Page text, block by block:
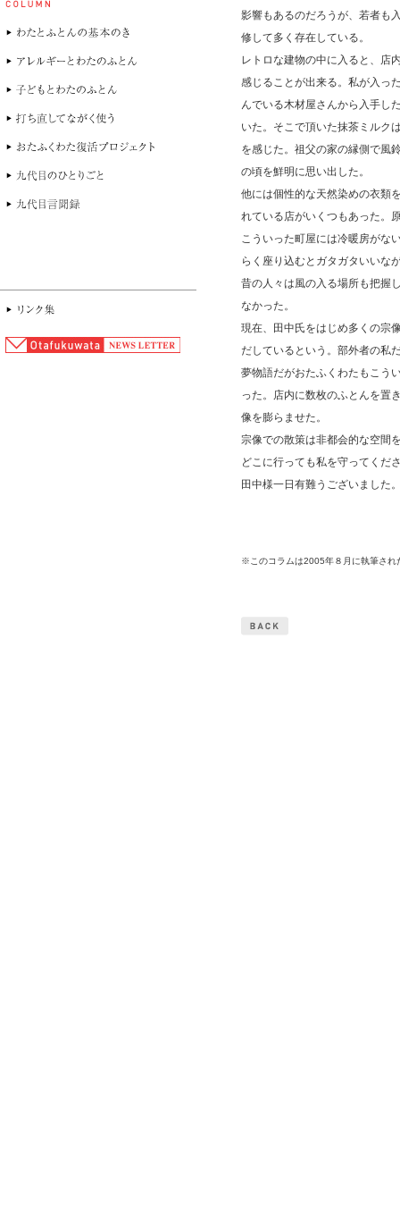
影響もあるのだろうが、若者も
修して多く存在している。
レトロな建物の中に入ると、店
感じることが出来る。私が入っ
んでいる木材屋さんから入手し
いた。そこで頂いた抹茶ミルク
を感じた。祖父の家の縁側で風
の頃を鮮明に思い出した。
他には個性的な天然染めの衣類
れている店がいくつもあった。
こういった町屋には冷暖房がな
らく座り込むとガタガタいいな
昔の人々は風の入る場所も把握
なかった。
現在、田中氏をはじめ多くの宗
だしているという。部外者の私
夢物語だがおたふくわたもこう
った。店内に数枚のふとんを置
像を膨らませた。
宗像での散策は非都会的な空間
どこに行っても私を守ってくだ
田中様一日有難うございました
※このコラムは2005年８月に執筆され